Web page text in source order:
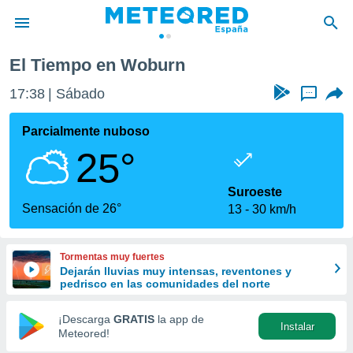
de
por
se
calidad.
a este
las
y
forma
digital
basada
El Tiempo en Woburn
17:38 Sábado ...
Parcialmente nuboso
25°
Sensación de 26°
Suroeste
13
30 km/h
Tormentas muy fuertes
Dejarán lluvias muy intensas, reventones y
pedrisco en las comunidades del norte
¡Descarga GRATIS la app de
Meteored!
Instalar